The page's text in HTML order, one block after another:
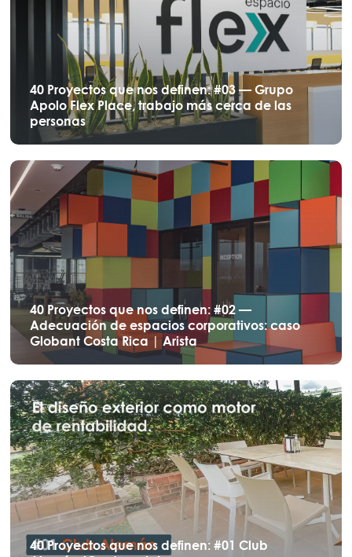
40 Proyectos que nos definen: #03 — Grupo
Apolo Flex Place, trabajo más cerca de las
personas
40 Proyectos que nos definen: #02 —
Adecuación de espacios corporativos: caso
Globant Costa Rica | Arista
40 Proyectos que nos definen: #01 Club